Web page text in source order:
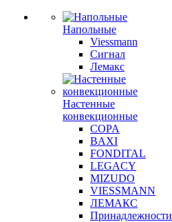
Напольные
Viessmann
Сигнал
Лемакс
Настенные
конвекционные
COPA
BAXI
FONDITAL
LEGACY
MIZUDO
VIESSMANN
ЛЕМАКС
Принадлежности